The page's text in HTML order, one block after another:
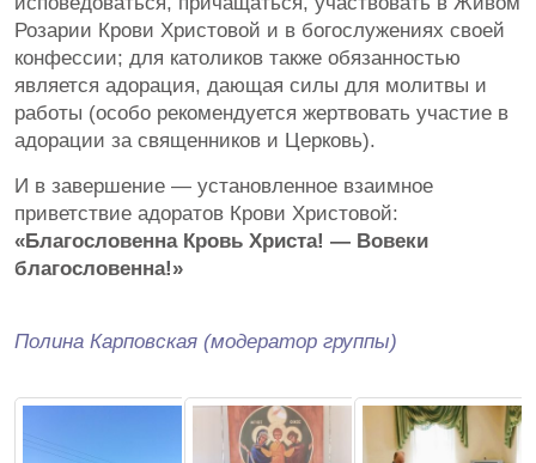
Розарии Крови Христовой и в богослужениях своей
конфессии; для католиков также обязанностью
является адорация, дающая силы для молитвы и
работы (особо рекомендуется жертвовать участие в
адорации за священников и Церковь).
И в завершение — установленное взаимное
приветствие адоратов Крови Христовой:
«Благословенна Кровь Христа! — Вовеки
благословенна!»
Полина Карповская (модератор группы)